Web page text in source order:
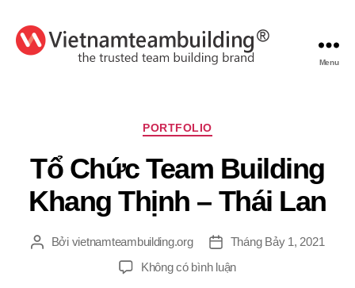
Menu
Chuyên
PORTFOLIO
Tổ Chức Team Building
Khang Thịnh – Thái Lan
TácBởi vietnamteambuilding.org
Ngày
đăng
Tháng Bảy 1, 2021
Không có bình luậnở